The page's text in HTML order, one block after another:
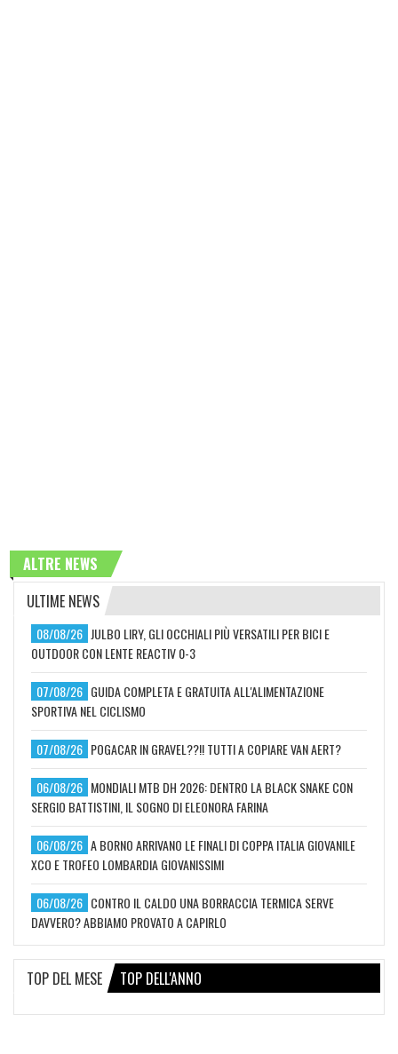
ALTRE NEWS
ULTIME NEWS
08/08/26 JULBO LIRY, GLI OCCHIALI PIÙ VERSATILI PER BICI E
OUTDOOR CON LENTE REACTIV 0-3
07/08/26 GUIDA COMPLETA E GRATUITA ALL'ALIMENTAZIONE
SPORTIVA NEL CICLISMO
07/08/26 POGACAR IN GRAVEL??!! TUTTI A COPIARE VAN AERT?
06/08/26 MONDIALI MTB DH 2026: DENTRO LA BLACK SNAKE CON
SERGIO BATTISTINI, IL SOGNO DI ELEONORA FARINA
06/08/26 A BORNO ARRIVANO LE FINALI DI COPPA ITALIA GIOVANILE
XCO E TROFEO LOMBARDIA GIOVANISSIMI
06/08/26 CONTRO IL CALDO UNA BORRACCIA TERMICA SERVE
DAVVERO? ABBIAMO PROVATO A CAPIRLO
TOP DEL MESE TOP DELL'ANNO